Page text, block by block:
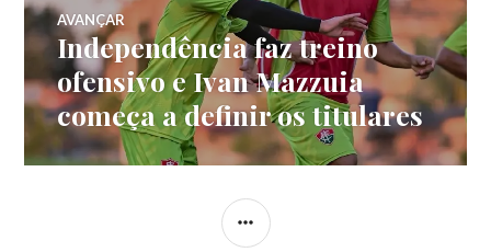
AVANÇAR
Independência faz treino
ofensivo e Ivan Mazzuia
começa a definir os titulares